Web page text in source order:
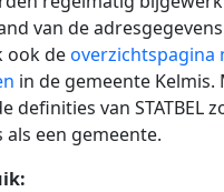
van de
ook deoverzichtspagina
in de gemeente Kelmis.
definities van STATBEL
een gemeente.